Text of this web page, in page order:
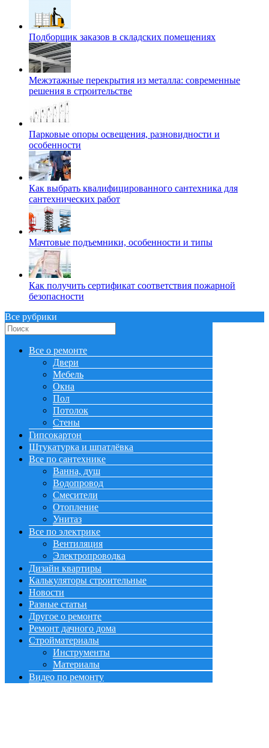
Подборщик заказов в складских помещениях
Межэтажные перекрытия из металла: современные
решения в строительстве
Парковые опоры освещения, разновидности и
особенности
Как выбрать квалифицированного сантехника для
сантехнических работ
Мачтовые подъемники, особенности и типы
Как получить сертификат соответствия пожарной
безопасности
Все рубрики
Все о ремонте
Двери
Мебель
Окна
Пол
Потолок
Стены
Гипсокартон
Штукатурка и шпатлёвка
Все по сантехнике
Ванна, душ
Водопровод
Смесители
Отопление
Унитаз
Все по электрике
Вентиляция
Электропроводка
Дизайн квартиры
Калькуляторы строительные
Новости
Разные статьи
Другое о ремонте
Ремонт дачного дома
Стройматериалы
Инструменты
Материалы
Видео по ремонту